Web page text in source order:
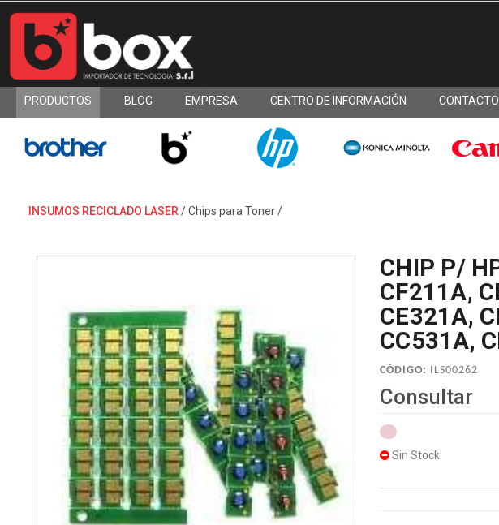
PRODUCTOS BLOG EMPRESA CENTRO DE INFORMACIÓN CONTACTO
INSUMOS RECICLADO LASER /Chips para Toner/
CHIP P/
CF211A,
CE321A,
CC531A,
CÓDIGO: ILS00262
Consultar
Sin Stock